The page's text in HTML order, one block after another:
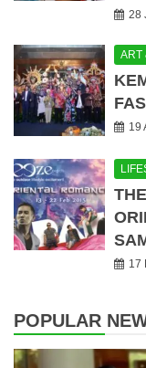
28
ART
19
17
POPULAR